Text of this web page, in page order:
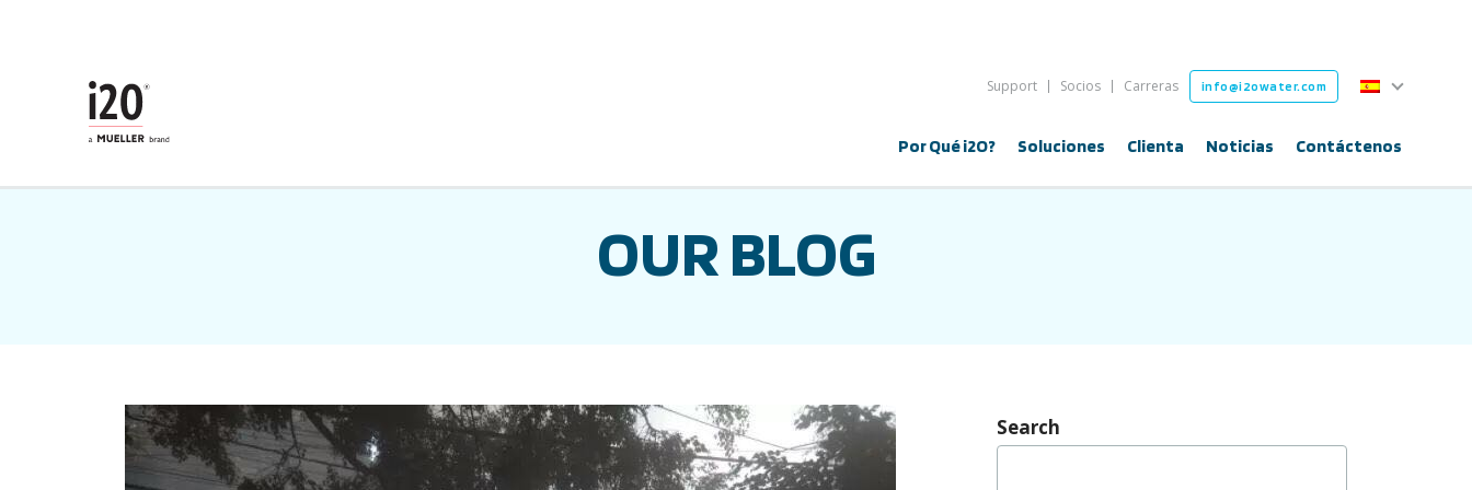
Por Qué i2O? Soluciones Clienta Noticias Contáctenos
Support Socios Carreras info@i2owater.com Español
OUR BLOG
Search
Buscar: